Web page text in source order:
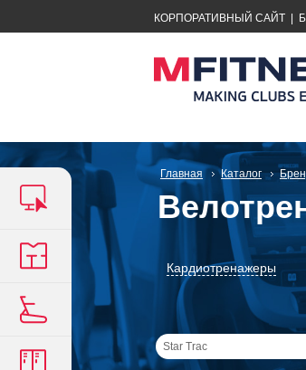
КОРПОРАТИВНЫЙ САЙТ
Главная Каталог
Кардиотренажеры
Star Trac